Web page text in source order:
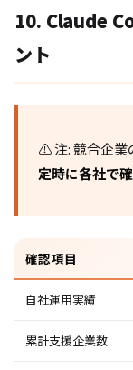
10. Claude
ント
⚠️ 注: 競合企業
定時に各社で
確認項目
自社運用実績
累計支援企業数